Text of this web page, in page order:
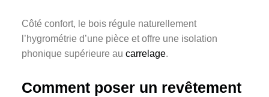
Côté confort, le bois régule naturellement
l’hygrométrie d’une pièce et offre une isolation
phonique supérieure au carrelage.
Comment poser un revêtement